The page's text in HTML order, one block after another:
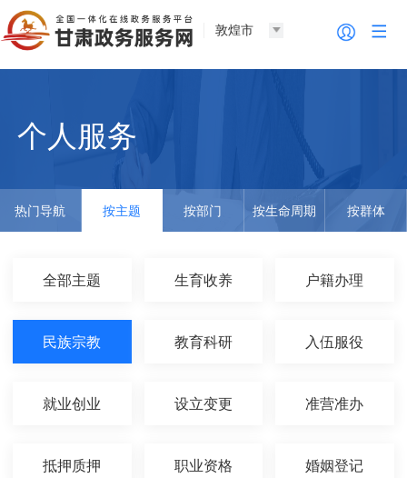
敦煌市
个人服务
热门导航 按主题 按部门 按生命周期 按群体
全部主题 生育收养 户籍办理
民族宗教 教育科研 入伍服役
就业创业 设立变更 准营准办
抵押质押 职业资格 婚姻登记